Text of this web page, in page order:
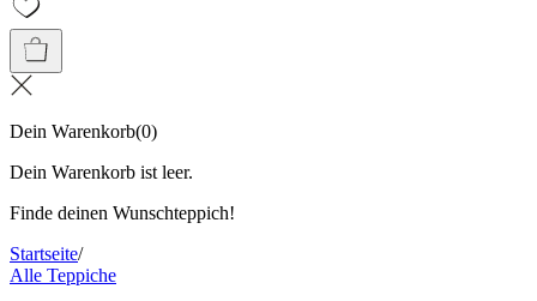
Dein Warenkorb(0)
Dein Warenkorb ist leer.
Finde deinen Wunschteppich!
Startseite/
Alle Teppiche